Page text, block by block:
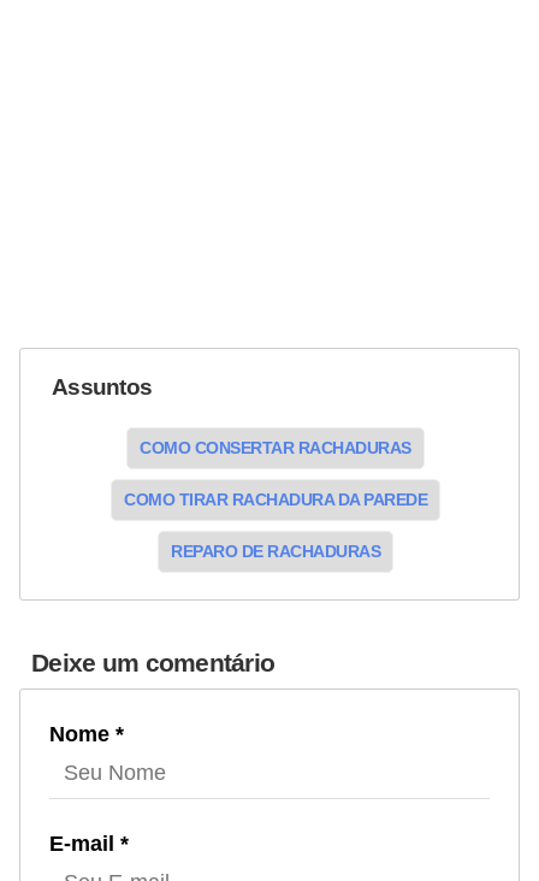
Assuntos
COMO CONSERTAR RACHADURAS
COMO TIRAR RACHADURA DA PAREDE
REPARO DE RACHADURAS
Deixe um comentário
Nome *
E-mail *